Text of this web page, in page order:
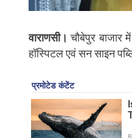
वाराणसी।चौबेपुर बाजार
हॉस्पिटल एवं सन साइन